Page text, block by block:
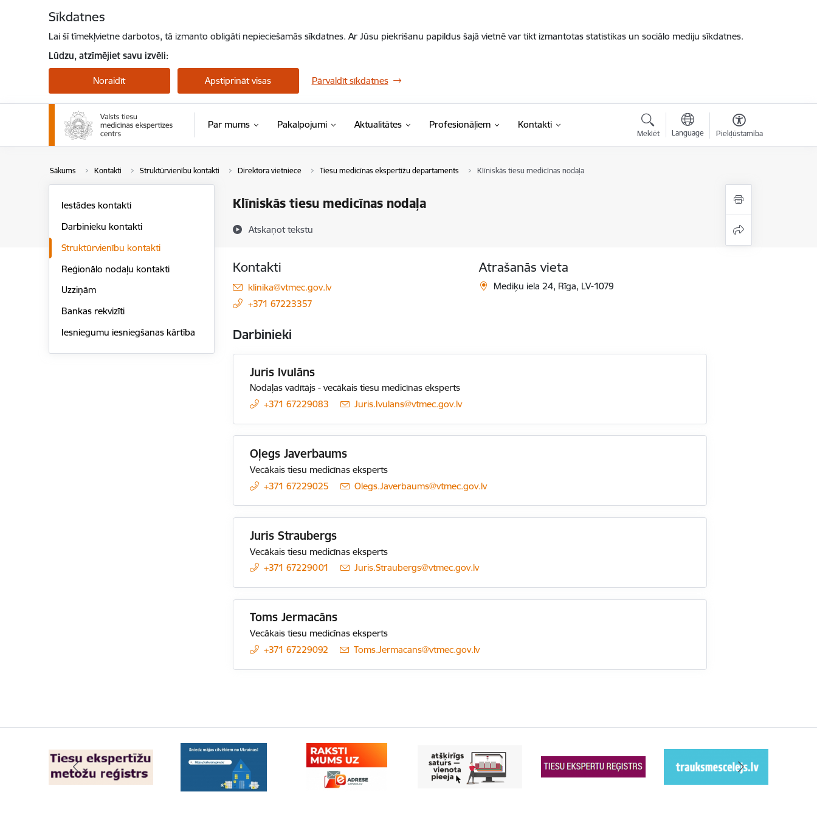
Sīkdatnes
Lai šī tīmekļvietne darbotos, tā izmanto obligāti nepieciešamās sīkdatnes. Ar Jūsu piekrišanu papildus šajā vietnē var tikt izmantotas statistikas un sociālo mediju sīkdatnes.
Lūdzu, atzīmējiet savu izvēli:
Noraidīt Apstiprināt visas Pārvaldīt sīkdatnes
Par mums Pakalpojumi Aktualitātes Profesionāļiem Kontakti
Meklēt Language Piekļūstamība
Sākums Kontakti Struktūrvienību kontakti Direktora vietniece Tiesu medicīnas ekspertīžu departaments Klīniskās tiesu medicīnas nodaļa
Klīniskās tiesu medicīnas nodaļa
Atskaņot tekstu
Iestādes kontakti
Darbinieku kontakti
Struktūrvienību kontakti
Reģionālo nodaļu kontakti
Uzziņām
Bankas rekvizīti
Iesniegumu iesniegšanas kārtība
Kontakti
E-pasts:
klinika@vtmec.gov.lv
+371 67223357
Atrašanās vieta
Mediķu iela 24, Rīga, LV-1079
Darbinieki
Juris Ivulāns
Nodaļas vadītājs - vecākais tiesu medicīnas eksperts
+371 67229083
E-pasts:
Juris.Ivulans@vtmec.gov.lv
Oļegs Javerbaums
Vecākais tiesu medicīnas eksperts
+371 67229025
E-pasts:
Olegs.Javerbaums@vtmec.gov.lv
Juris Straubergs
Vecākais tiesu medicīnas eksperts
+371 67229001
E-pasts:
Juris.Straubergs@vtmec.gov.lv
Toms Jermacāns
Vecākais tiesu medicīnas eksperts
+371 67229092
E-pasts:
Toms.Jermacans@vtmec.gov.lv